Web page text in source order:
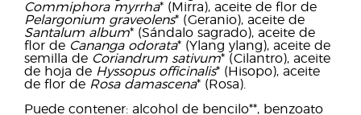
Commiphora myrrha* (Mirra), aceite de flor de
Pelargonium graveolens* (Geranio), aceite de
Santalum album* (Sándalo sagrado), aceite de
flor de Cananga odorata* (Ylang ylang), aceite de
semilla de Coriandrum sativum* (Cilantro), aceite
de hoja de Hyssopus officinalis* (Hisopo), aceite
de flor de Rosa damascena* (Rosa).
Puede contener: alcohol de bencilo**, benzoato